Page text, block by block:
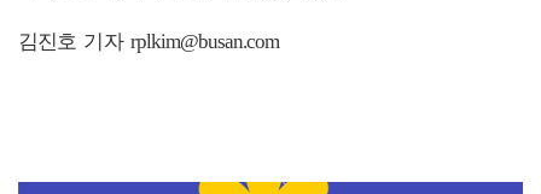
김진호 기자 rplkim@busan.com